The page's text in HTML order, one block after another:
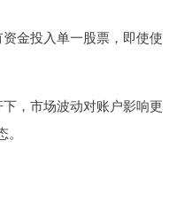
金投入单一股票，即使使
，市场波动对账户影响更